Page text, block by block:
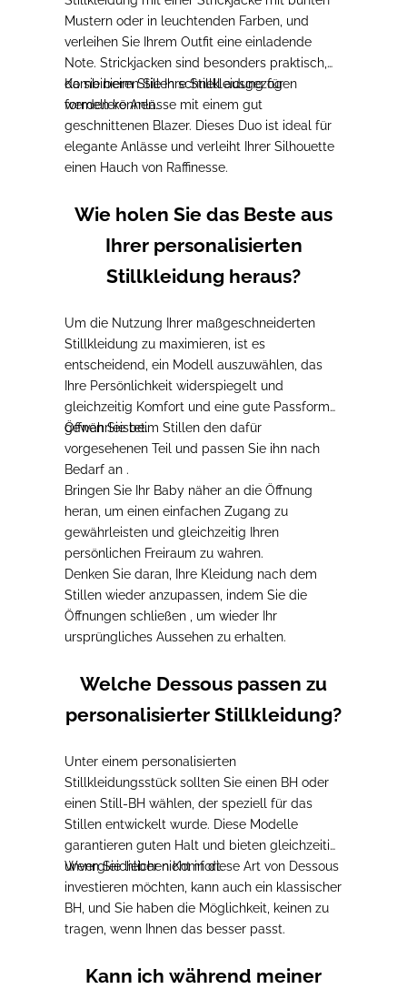
Mustern oder in leuchtenden Farben und
verleihen Sie Ihrem Outfit eine einladende
Note. Strickjacken sind besonders praktisch,
da sie beim Stillen schnell ausgezogen
werden können.
Kombinieren Sie Ihre Stillkleidungfür
formellere Anlässe mit einem gut
geschnittenen Blazer. Dieses Duo ist ideal für
elegante Anlässe und verleiht Ihrer Silhouette
einen Hauch von Raffinesse.
Wie holen Sie das Beste aus
Ihrer personalisierten
Stillkleidung heraus?
Um die Nutzung Ihrer maßgeschneiderten
Stillkleidung zu maximieren, ist es
entscheidend, ein Modell auszuwählen, das
Ihre Persönlichkeit widerspiegelt und
gleichzeitig Komfort und eine gute Passform
gewährleistet.
Öffnen Siebeim Stillen den dafür
vorgesehenen Teil und passen Sie ihn nach
Bedarf an .
Bringen Sie Ihr Baby näher an die Öffnung
heran, um einen einfachen Zugang zu
gewährleisten und gleichzeitig Ihren
persönlichen Freiraum zu wahren.
Denken Sie daran, Ihre Kleidung nach dem
Stillen wieder anzupassen, indem Sie die
Öffnungen schließen , um wieder Ihr
ursprüngliches Aussehen zu erhalten.
Welche Dessous passen zu
personalisierter Stillkleidung?
Unter einem personalisierten
Stillkleidungsstück sollten Sie einen BH oder
einen Still-BH wählen, der speziell für das
Stillen entwickelt wurde. Diese Modelle
garantieren guten Halt und bieten gleichzeitig
unvergleichlichen Komfort.
Wenn Sie lieber nicht in diese Art von Dessous
investieren möchten, kann auch ein klassischer
BH , und Sie haben die Möglichkeit, keinen zu
tragen, wenn Ihnen das besser passt.
Kann ich während meiner